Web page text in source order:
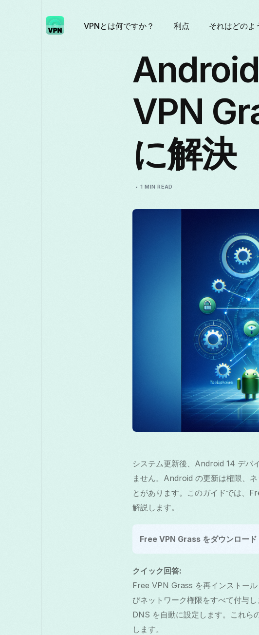
VPNとは何ですか？ 利点 それはどのよ
VPN
に解決
1 MIN READ
システム更新後、Android 14 デバ
ません。Android の更新は権限、
とがあります。このガイドでは、
解説します。
Free VPN Grass をダウンロード
クイック回答:
Free VPN Grass を再インストー
びネットワーク権限をすべて付与
DNS を自動に設定します。これら
します。